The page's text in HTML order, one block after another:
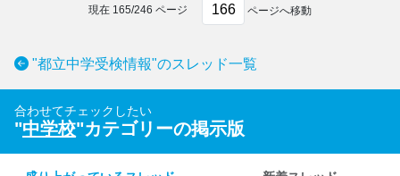
現在 165/246 ページ ページへ移動
"都立中学受検情報"のスレッド一覧
合わせてチェックしたい
"中学校"カテゴリーの掲示版